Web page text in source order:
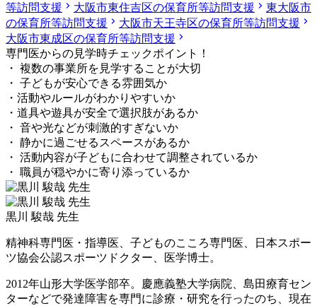
等訪問支援
大阪市東住吉区の保育所等訪問支援
東大阪市
の保育所等訪問支援
大阪市天王寺区の保育所等訪問支援
大阪市東成区の保育所等訪問支援
専門医からの見学時チェックポイント！
・ 複数の事業所を見学することが大切
・ 子どもが安心できる雰囲気か
・活動やルールがわかりやすいか
・道具や遊具が安全で選択肢があるか
・ 音や光などが刺激的すぎないか
・ 静かに過ごせるスペースがあるか
・ 活動内容が子どもに合わせて調整されているか
・ 職員が穏やかに寄り添っているか
黒川 駿哉 先生
精神科専門医・指導医、子どものこころ専門医、日本スポー
ツ協会公認スポーツドクター、医学博士。
2012年山形大学医学部卒。慶應義塾大学病院、島田療育セン
ターなどで発達障害を専門に診療・研究を行ったのち、現在